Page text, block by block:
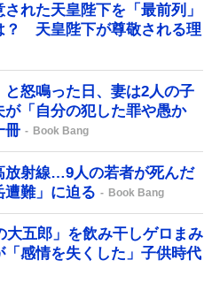
れた天皇陛下を「最前列」
？ 天皇陛下が尊敬される理
と怒鳴った日、妻は2人の子
「自分の犯した罪や愚か
冊
Book Bang
放射線…9人の若者が死んだ
遭難」に迫る
Book Bang
大五郎」を飲み干しゲロまみ
感情を失くした」子供時代